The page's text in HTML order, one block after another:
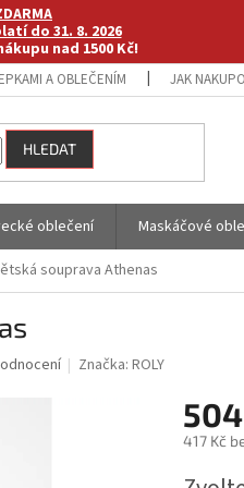
do 31. 8. 2026
nad 1500 Kč!
A OBLEČENÍM JAK
HLEDAT
oblečení Maskáčové
souprava Athenas
Značka:ROLY
417 Kč